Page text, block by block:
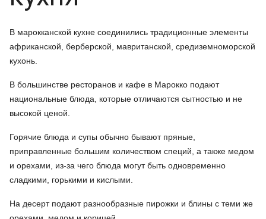
В марокканской кухне соединились традиционные элементы
африканской, берберской, мавританской, средиземноморской
кухонь.
В большинстве ресторанов и кафе в Марокко подают
национальные блюда, которые отличаются сытностью и не
высокой ценой.
Горячие блюда и супы обычно бывают пряные,
приправленные большим количеством специй, а также медом
и орехами, из-за чего блюда могут быть одновременно
сладкими, горькими и кислыми.
На десерт подают разнообразные пирожки и блины с теми же